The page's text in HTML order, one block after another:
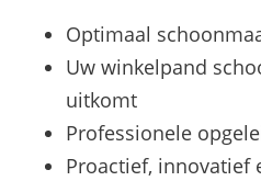
Optimaal
Uw winkelpand
uitkomt
Professionele
Proactief, innovatief